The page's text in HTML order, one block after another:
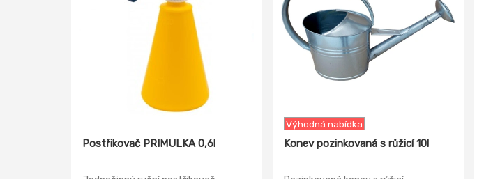
Postřikovač PRIMULKA 0,6l
Výhodná nabídka
Konev pozinkovaná s růžicí 10l